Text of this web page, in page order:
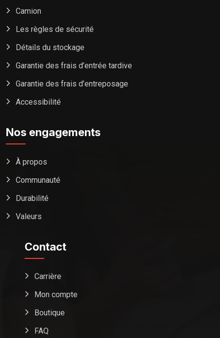
Camion
Les règles de sécurité
Détails du stockage
Garantie des frais d’entrée tardive
Garantie des frais d’entreposage
Accessibilité
Nos engagements
À propos
Communauté
Durabilité
Valeurs
Contact
Carrière
Mon compte
Boutique
FAQ